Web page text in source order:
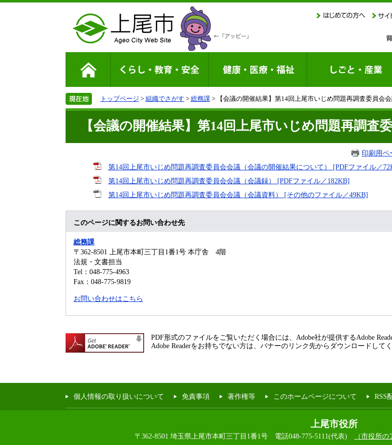
トップページ > 組織でさがす > 総務課 > 【会議の開催結果】第14回上尾市いじめ問題再調査委員会
【会議の開催結果】第14回上尾市いじめ問題再調査
印刷用ペ
第14回上尾市いじめ問題再調査委員会会議（会議の開催結果について） [PDFファイル／
第14回上尾市いじめ問題再調査委員会会議（会議録） [PDFファイル／182KB]
第14回上尾市いじめ問題再調査委員会会議（会議資料） [その他のファイル／49KB]
このページに関するお問い合わせ先
総務課
〒362-8501
上尾市本町三丁目1番1号 本庁舎 4階
法規・文書担当
Tel：048-775-4963
Fax：048-775-9819
お問い合わせはこちら
PDF形式のファイルをご覧いただく場合には、Adobe社が提供するAdobe
Adobe Readerをお持ちでない方は、バナーのリンク先からダウンロードして
個人情報の取り扱いについて 免責事項 著作権等 このホームページについて RSS
上尾市役所
〒362-8501 埼玉県上尾市本町三丁目1番1号 電話048-775-5111(代表) （市役所